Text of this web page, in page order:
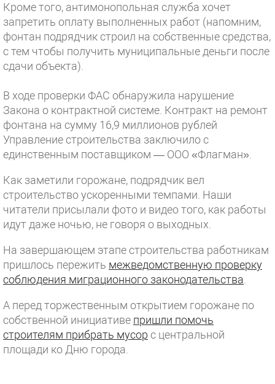
Кроме того, антимонопольная служба хочет
запретить оплату выполненных работ (напомним,
фонтан подрядчик строил на собственные средства,
с тем чтобы получить муниципальные деньги после
сдачи объекта).
В ходе проверки ФАС обнаружила нарушение
Закона о контрактной системе. Контракт на ремонт
фонтана на сумму 16,9 миллионов рублей
Управление строительства заключило с
единственным поставщиком — ООО «Флагман».
Как заметили горожане, подрядчик вел
строительство ускоренными темпами. Наши
читатели присылали фото и видео того, как работы
идут даже ночью, не говоря о выходных.
На завершающем этапе строительства работникам
пришлось пережить межведомственную проверку
соблюдения миграционного законодательства
А перед торжественным открытием горожане по
собственной инициативе пришли помочь
строителям прибрать мусор с центральной
площади ко Дню города.